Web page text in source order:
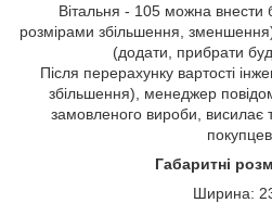
Вітальня - 105 можна внести
розмірами збільшення,
(додати, прибрати
Після перерахунку вартості
збільшення), менеджер
замовленого вироби, висилає
Габаритні
Ширина: